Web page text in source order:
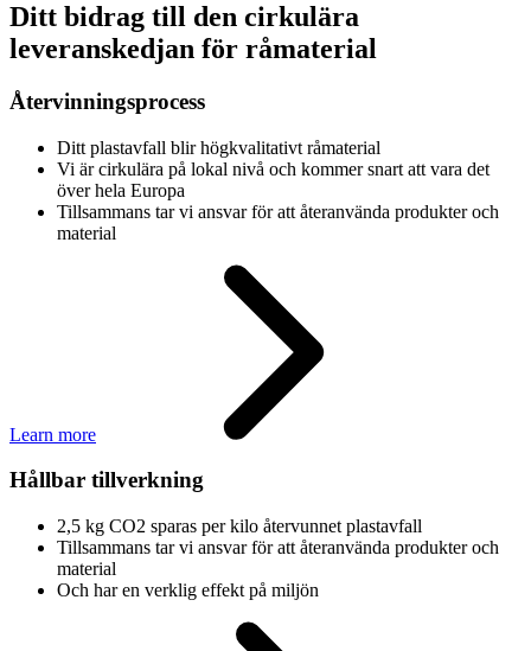
Ditt bidrag till den cirkulära
leveranskedjan för råmaterial
Återvinningsprocess
Ditt plastavfall blir högkvalitativt råmaterial
Vi är cirkulära på lokal nivå och kommer snart att vara det
över hela Europa
Tillsammans tar vi ansvar för att återanvända produkter och
material
Learn more
Hållbar tillverkning
2,5 kg CO2 sparas per kilo återvunnet plastavfall
Tillsammans tar vi ansvar för att återanvända produkter och
material
Och har en verklig effekt på miljön